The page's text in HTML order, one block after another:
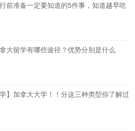
前准备一定要知道的5件事，知道越早吃
大留学有哪些途径？优势分别是什么
学】加拿大大学！！分这三种类型你了解过